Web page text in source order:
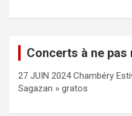
Concerts à ne pas
27 JUIN 2024 Chambéry
Sagazan » gratos